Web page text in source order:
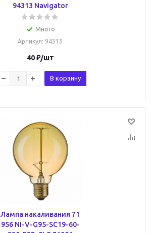
94313 Navigator
Много
Артикул: 94313
40₽/шт
В корзину
Лампа накаливания 71
956 NI-V-G95-SC19-60-